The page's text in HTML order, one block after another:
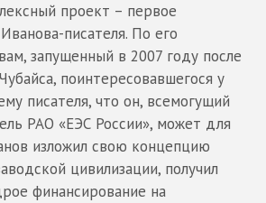
проект – первое
писателя. По его
запущенный в 2007 году после
поинтересовавшегося у
писателя, что он, всемогущий
РАО «ЕЭС России», может для
изложил свою концепцию
цивилизации, получил
финансирование на